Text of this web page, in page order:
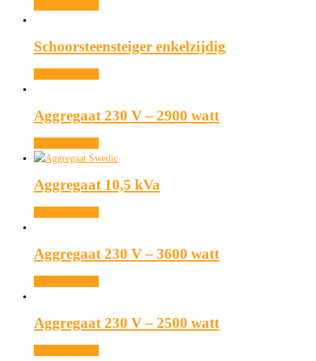
Schoorsteensteiger enkelzijdig
Aggregaat 230 V – 2900 watt
Aggregaat 10,5 kVa
Aggregaat 230 V – 3600 watt
Aggregaat 230 V – 2500 watt